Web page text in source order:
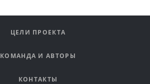
ЦЕЛИ ПРОЕКТА
КОМАНДА И АВТОРЫ
КОНТАКТЫ